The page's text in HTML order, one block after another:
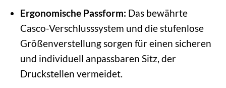
Ergonomische Passform: Das bewährte
Casco-Verschlusssystem und die stufenlose
Größenverstellung sorgen für einen sicheren
und individuell anpassbaren Sitz, der
Druckstellen vermeidet.